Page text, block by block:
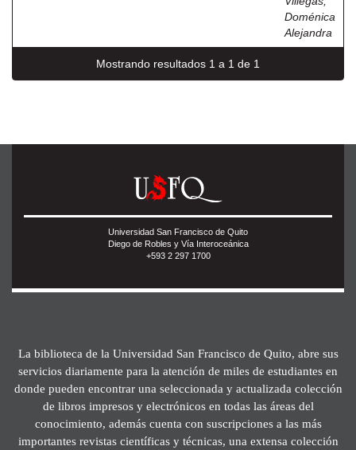
Doménica
Alejandra
Mostrando resultados 1 a 1 de 1
Universidad San Francisco de Quito
Diego de Robles y Vía Interoceánica
+593 2 297 1700
La biblioteca de la Universidad San Francisco de Quito, abre sus
servicios diariamente para la atención de miles de estudiantes en
donde pueden encontrar una seleccionada y actualizada colección
de libros impresos y electrónicos en todas las áreas del
conocimiento, además cuenta con suscripciones a las más
importantes revistas científicas y técnicas, una extensa colección